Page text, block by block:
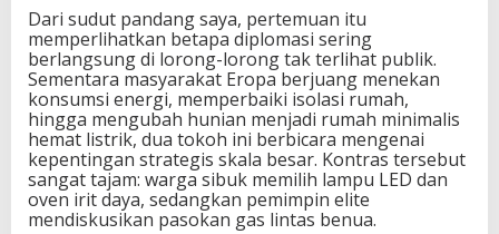
Dari sudut pandang saya, pertemuan itu
memperlihatkan betapa diplomasi sering
berlangsung di lorong-lorong tak terlihat publik.
Sementara masyarakat Eropa berjuang menekan
konsumsi energi, memperbaiki isolasi rumah,
hingga mengubah hunian menjadi rumah minimalis
hemat listrik, dua tokoh ini berbicara mengenai
kepentingan strategis skala besar. Kontras tersebut
sangat tajam: warga sibuk memilih lampu LED dan
oven irit daya, sedangkan pemimpin elite
mendiskusikan pasokan gas lintas benua.